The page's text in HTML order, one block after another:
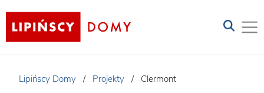
Lipińscy Domy / Projekty / Clermont